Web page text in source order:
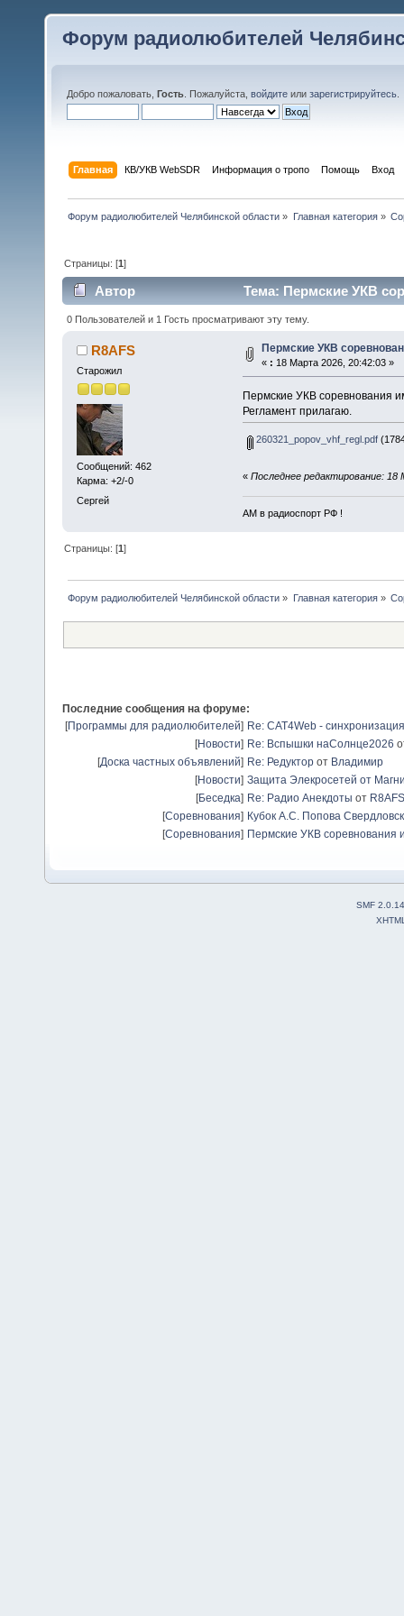
Форум радиолюбителей
Добро пожаловать, Гость . Пожалуйста, войдите или зарегистрируйтесь
Главная КВ/УКВ WebSDR Информация о тропо Помощь Вход
Форум радиолюбителей Челябинской области » Главная категория»
Страницы: [1]
Автор Тема: Пермские УКВ
0 Пользователей и 1 Гость просматривают эту тему.
R8AFS
Старожил
Сообщений: 462
Карма: +2/-0
Сергей
Пермские УКВ
« : 18 Марта 2026, 20:42:03 »
Пермские УКВ соревнования
Регламент прилагаю.
260321_popov_vhf_regl.pdf
« Последнее редактирование:
АМ в радиоспорт РФ !
Страницы: [1]
Форум радиолюбителей Челябинской области » Главная категория»
Последние сообщения на форуме:
[Программы для радиолюбителей] Re: CAT4Web -
[Новости] Re: Вспышки наСолнце2026
[Доска частных объявлений] Re: Редуктор от Владимир
[Новости] Защита Элекросетей от
[Беседка] Re: Радио Анекдоты от R8AFS
[Соревнования] Кубок А.С. Попова
[Соревнования] Пермские УКВ соревнования
SMF 2.0.14